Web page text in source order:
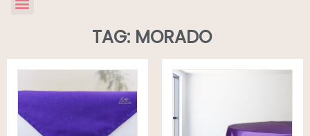
TAG: MORADO